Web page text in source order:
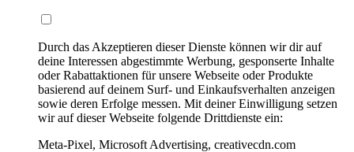
Durch das Akzeptieren dieser Dienste können wir dir auf
deine Interessen abgestimmte Werbung, gesponserte Inhalte
oder Rabattaktionen für unsere Webseite oder Produkte
basierend auf deinem Surf- und Einkaufsverhalten anzeigen
sowie deren Erfolge messen. Mit deiner Einwilligung setzen
wir auf dieser Webseite folgende Drittdienste ein:
Meta-Pixel, Microsoft Advertising, creativecdn.com